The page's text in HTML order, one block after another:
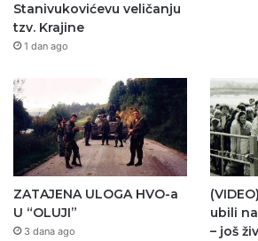
Stanivukovićevu veličanju
tzv. Krajine
1 dan ago
ZATAJENA ULOGA HVO-a
U “OLUJI”
3 dana ago
ubili
– još